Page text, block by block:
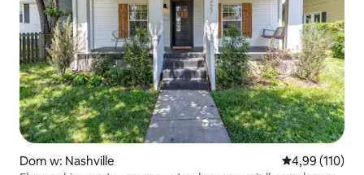
Dom w: Nashville Średnia
4,99 (110)